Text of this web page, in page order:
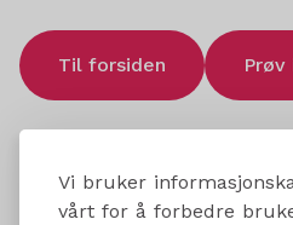
Vi bruker
vårt for å forbedre
Til forsiden Prøv